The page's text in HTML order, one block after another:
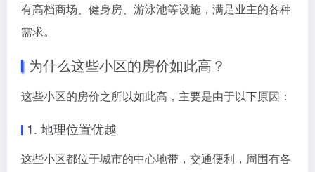
有高档商场、健身房、游泳池等设施，满足业主的各种
需求。
为什么这些小区的房价如此高？
这些小区的房价之所以如此高，主要是由于以下原因：
1. 地理位置优越
这些小区都位于城市的中心地带，交通便利，周围有各